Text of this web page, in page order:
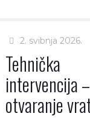
2. svibnja 2026.
Tehnička
intervencija –
otvaranje